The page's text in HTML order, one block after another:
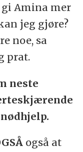
Amina mer
jeg gjøre?
noe, sa
prat.
neste
også at